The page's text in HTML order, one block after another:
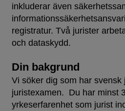
inkluderar även
registratur. Två jurister
och dataskydd.
Din bakgrund
Vi söker dig som har svensk
juristexamen. Du har minst
yrkeserfarenhet som jurist